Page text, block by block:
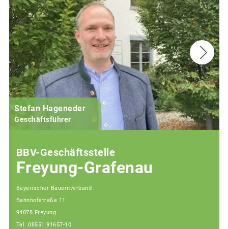
Stefan Hageneder
Geschäftsführer
BBV-Geschäftsstelle
Freyung-Grafenau
Bayerischer Bauernverband
Bahnhofstraße 11
94078 Freyung
Tel: 08551 91657-10